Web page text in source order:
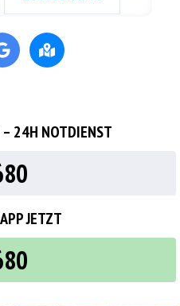
– 24H NOTDIENST
JETZT